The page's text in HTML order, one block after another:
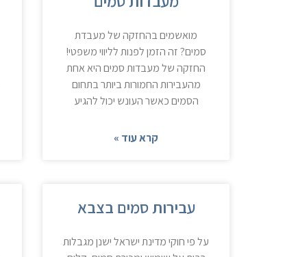
מואשמים בהחזקה של מעבדת
סמים? זה הזמן לפנות לליווי משפטי!
החזקה של מעבדות סמים היא אחת
מהעבירות החמורות ביותר בתחום
הסמים כאשר העונש יכול להגיע
קרא עוד »
עבירות סמים בצבא
על פי חוקי מדינת ישראל ישנן מגבלות